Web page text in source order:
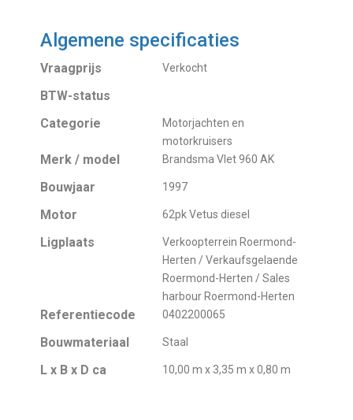
Algemene specificaties
Vraagprijs Verkocht
BTW-status
Categorie
Motorjachten en
motorkruisers
Merk / model Brandsma Vlet 960 AK
Bouwjaar 1997
Motor 62pk Vetus diesel
Ligplaats
Verkoopterrein Roermond-
Herten / Verkaufsgelaende
Roermond-Herten / Sales
harbour Roermond-Herten
Referentiecode 0402200065
Bouwmateriaal Staal
L x B x D ca 10,00 m x 3,35 m x 0,80 m